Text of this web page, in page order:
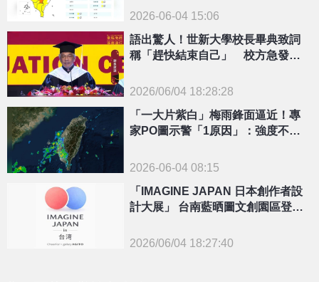
2026-06-04 15:06
{PLAYICON}
語出驚人！世新大學校長畢典致詞
稱「趕快結束自己」 校方急發聲
2026/06/04 18:28:28
「一大片紫白」梅雨鋒面逼近！專
家PO圖示警「1原因」：強度不易
2026-06-04 08:15
「IMAGINE JAPAN 日本創作者設
計大展」 台南藍晒圖文創園區登場
2026/06/04 18:27:40